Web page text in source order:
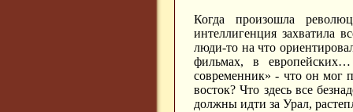
Когда произошла
интеллигенция захватила
люди-то на что
фильмах, в
современник» - что он мог
восток? Что здесь все
должны идти за Урал,